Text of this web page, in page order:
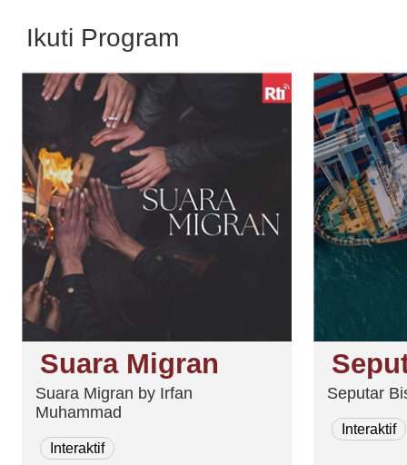
Ikuti Program
Suara Migran
Suara Migran by Irfan
Muhammad
Interaktif
Seputar
Interaktif